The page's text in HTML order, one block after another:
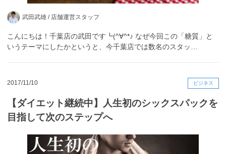
武田武雄 / 店舗運営スタッフ
こんにちは！千葉店の武田です┗(^∀^*♪ なぜ今回この「糖質」と
いうテーマにしたかというと、今千葉店では数名のスタッ…
2017/11/10 ビジネス
【ダイエット継続中】人生初のシックスパックを
目指して次のステップへ